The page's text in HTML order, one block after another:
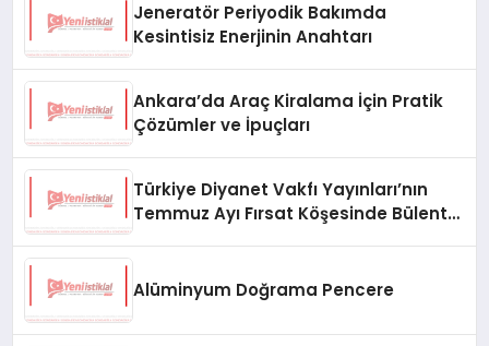
Jeneratör Periyodik Bakımda
Kesintisiz Enerjinin Anahtarı
Ankara’da Araç Kiralama İçin Pratik
Çözümler ve İpuçları
Türkiye Diyanet Vakfı Yayınları’nın
Temmuz Ayı Fırsat Köşesinde Bülent
Alüminyum Doğrama Pencere